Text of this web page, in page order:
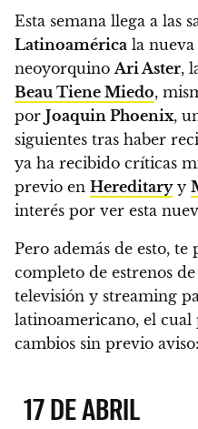
Esta semana llega a las
Latinoamérica la
neoyorquino Ari Aster,
Beau Tiene Miedo,
por Joaquin Phoenix,
siguientes tras haber
ya ha recibido críticas
previo en Hereditaryy
interés por ver esta
Pero además de esto, te
completo de estrenos
televisión y streaming
latinoamericano, el cual
cambios sin previo aviso:
17 DE ABRIL